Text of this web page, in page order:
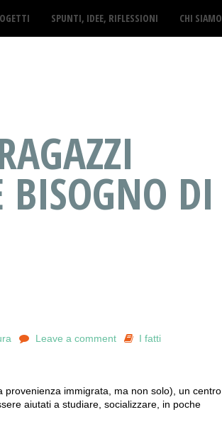
SPUNTI, IDEE, RIFLESSIONI CHI SIAMO
BISOGNO DI
Leave a comment I fatti
provenienza immigrata, ma non solo), un centro
aiutati a studiare, socializzare, in poche